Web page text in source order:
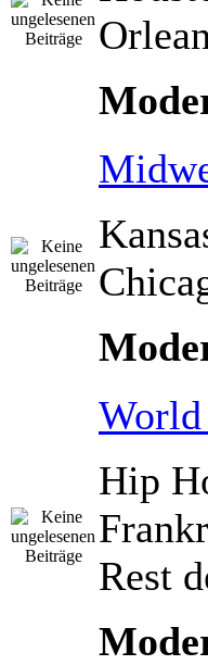
Hip
Rest